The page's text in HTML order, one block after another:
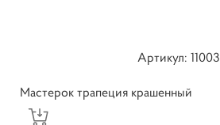
Артикул: 11003
Мастерок трапеция крашенный